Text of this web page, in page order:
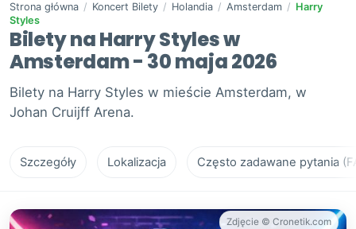
Strona główna / Koncert Bilety / Holandia / Amsterdam / Harry
Styles
Bilety na Harry Styles w
Amsterdam - 30 maja 2026
Bilety na Harry Styles w mieście Amsterdam, w
Johan Cruijff Arena.
Szczegóły Lokalizacja Często zadawane pytania
Zdjęcie © Cronetik.com